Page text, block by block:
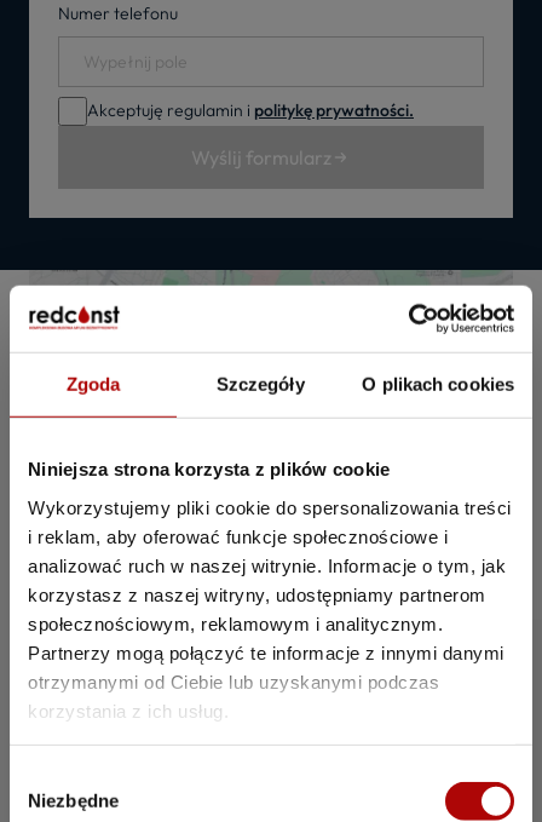
Zgoda Szczegóły O plikach cookies
Niniejsza strona korzysta z plików cookie
Wykorzystujemy pliki cookie do spersonalizowania treści
i reklam, aby oferować funkcje społecznościowe i
analizować ruch w naszej witrynie. Informacje o tym, jak
korzystasz z naszej witryny, udostępniamy partnerom
społecznościowym, reklamowym i analitycznym.
Partnerzy mogą połączyć te informacje z innymi danymi
otrzymanymi od Ciebie lub uzyskanymi podczas
korzystania z ich usług.
Niezbędne
Numer telefonu
Akceptuję regulamin i politykę prywatności.
Wyślij formularz
Zalety lokalizacji
Działka zlokalizowana na terenie parkingu
centrum handlowego M1 to doskonałe
miejsce na budowę myjni samochodowej!
Bliskość popularnych sklepów, a także
ciągły ruch klientów, gwarantują wysoki